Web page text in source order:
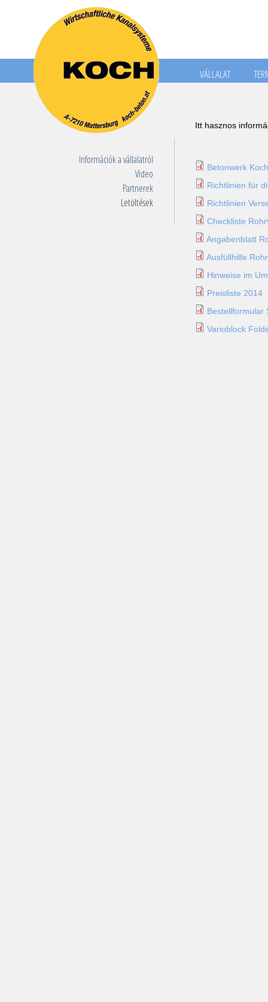
menu
VÁLLALAT
Információk a vállalatról
Video
Partnerek
Letöltések
Itt hasznos
Betonwerk
Richtlinien für
Richtlinien
Checkliste
Angabenblatt
Ausfüllhilfe
Hinweise im
Preisliste 2014
Bestellformular
Varioblock